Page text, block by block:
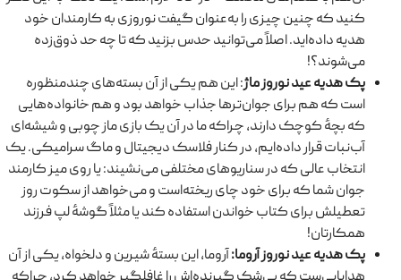
کنید که چنین چیزی را به‌عنوان گیفت نوروزی به کارمندان خود
هدیه داده‌اید. اصلاً می‌توانید حدس بزنید که تا چه حد ذوق‌زده
می‌شوند؟!
پک هدیه عید نوروز ماژ: این هم یکی از آن بسته‌های چندمنظوره
است که هم برای جوان‌ترها جذاب خواهد بود و هم خانواده‌هایی
که بچهٔ کوچک دارند، چراکه ما در آن یک بازی ماز چوبی و شیشه‌ای
آب‌نبات قرار داده‌ایم، در کنار فلاسک دیجیتال و ماگ سرامیکی. یک
انتخاب عالی که در سناریوهای مختلفی می‌نشیند: یا روی میز کارمند
جوان شما که برای خود چای ریخته‌است و می‌خواهد از سکوت روز
تعطیلش برای کتاب خواندن استفاده کند یا مثلاً گوشهٔ لپ فرزند
همکارتان!
پک هدیه عید نوروز آروما:آروما، این بستهٔ شیرین و دلخواه، یکی از آن